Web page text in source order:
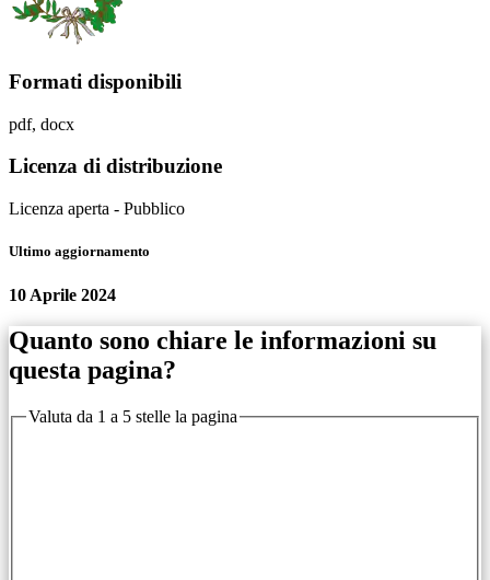
Formati disponibili
pdf, docx
Licenza di distribuzione
Licenza aperta - Pubblico
Ultimo aggiornamento
10 Aprile 2024
Quanto sono chiare le informazioni su
questa pagina?
Valuta da 1 a 5 stelle la pagina